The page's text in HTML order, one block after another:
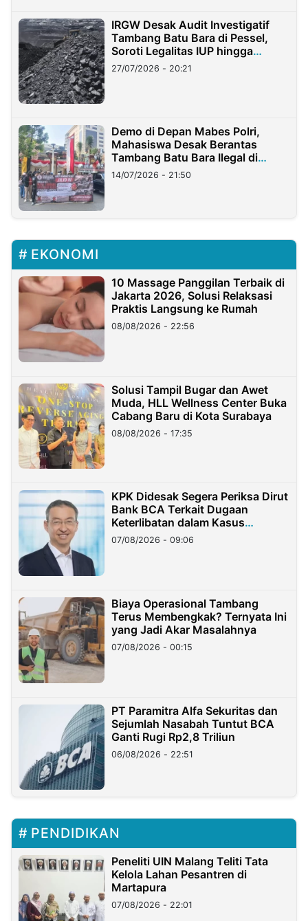
IRGW Desak Audit Investigatif
Tambang Batu Bara di Pessel,
Soroti Legalitas IUP hingga
Stockpile
27/07/2026 - 20:21
Demo di Depan Mabes Polri,
Mahasiswa Desak Berantas
Tambang Batu Bara Ilegal di
Lampung
14/07/2026 - 21:50
EKONOMI
10 Massage Panggilan Terbaik di
Jakarta 2026, Solusi Relaksasi
Praktis Langsung ke Rumah
08/08/2026 - 22:56
Solusi Tampil Bugar dan Awet
Muda, HLL Wellness Center Buka
Cabang Baru di Kota Surabaya
08/08/2026 - 17:35
KPK Didesak Segera Periksa Dirut
Bank BCA Terkait Dugaan
Keterlibatan dalam Kasus
Hilangnya Dana Nasabah Rp2,58
Miliar
07/08/2026 - 09:06
Biaya Operasional Tambang
Terus Membengkak? Ternyata Ini
yang Jadi Akar Masalahnya
07/08/2026 - 00:15
PT Paramitra Alfa Sekuritas dan
Sejumlah Nasabah Tuntut BCA
Ganti Rugi Rp2,8 Triliun
06/08/2026 - 22:51
PENDIDIKAN
Peneliti UIN Malang Teliti Tata
Kelola Lahan Pesantren di
Martapura
07/08/2026 - 22:01